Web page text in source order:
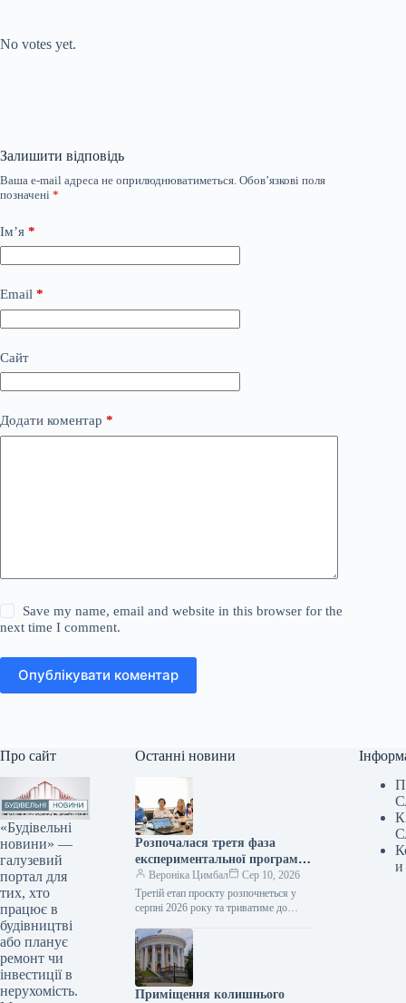
No votes yet.
Залишити відповідь
Ваша e-mail адреса не оприлюднюватиметься. Обов’язкові поля
позначені *
Ім’я *
Email *
Сайт
Додати коментар *
Save my name, email and website in this browser for the
next time I comment.
Опублікувати коментар
Про сайт
«Будівельні
новини» —
галузевий
портал для
тих, хто
працює в
будівництві
або планує
ремонт чи
інвестиції в
нерухомість.
Останні новини
Розпочалася третя фаза
експериментальної програми
з утилізації будівельних
матеріалів за сприяння Японії
Вероніка Цимбал
Сер 10, 2026
Третій етап проєкту розпочнеться у
серпні 2026 року та триватиме до
Фото: mininfra.gov.ua Управління
будівельними…
Приміщення колишнього
и